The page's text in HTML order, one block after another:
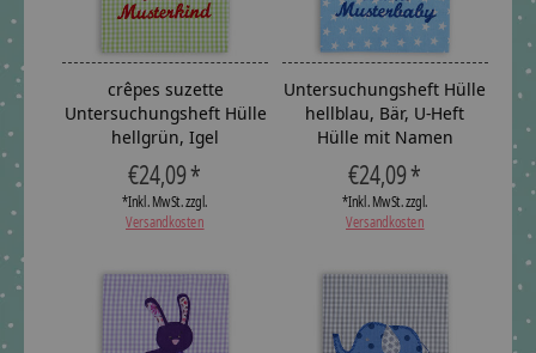
crêpes suzette
Untersuchungsheft Hülle
hellgrün, Igel
€24,09 *
*Inkl. MwSt. zzgl.
Versandkosten
Untersuchungsheft Hülle
hellblau, Bär, U-Heft
Hülle mit Namen
€24,09 *
*Inkl. MwSt. zzgl.
Versandkosten